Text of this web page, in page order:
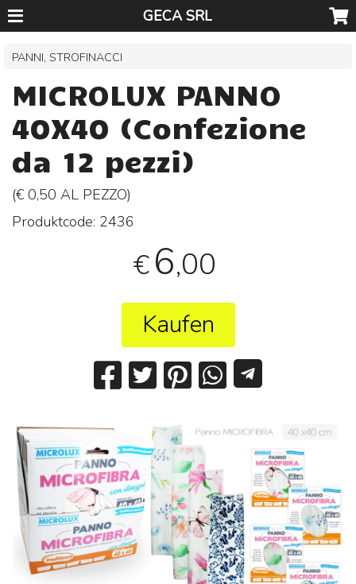
GECA SRL
PANNI, STROFINACCI
MICROLUX PANNO
40X40 (Confezione
da 12 pezzi)
(€ 0,50 AL PEZZO)
Produktcode: 2436
€6,00
Kaufen